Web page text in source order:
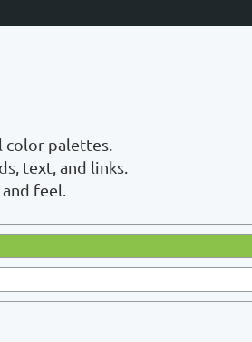
palettes.
text, and links.
feel.